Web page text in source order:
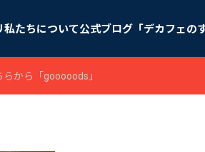
私たちについて公式ブログ「デカフェの
から「gooooods」